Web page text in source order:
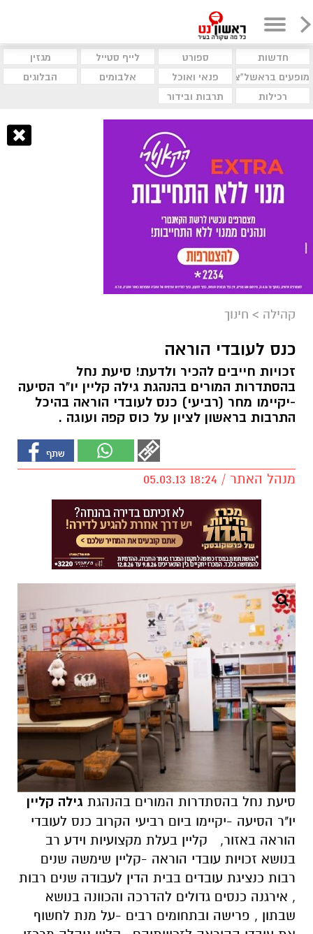
חדשות ספורט לייף סטייל
מגזין
מופעים בראשל"צ
פנאי ואוכל אלבומים
הבלוגים
רכילות
תרבות ובידור
קהילה > חינוך
כנס לעובדי הוראה
זכויות חייבים להכיר ולדעת! סיעת נחל
בהסתדרות המורים בהנהגת גילה קליין יו"ר הסיעה
-יקיימו מחר (רביעי) כנס לעובדי הוראה בהיכל
התרבות בראשון לציון על כוס קפה ועוגה .
מנהל האתר / 18:24 05.03.13
סיעת נחל בהסתדרות המורים בהנהגת גילה קליין
יו"ר הסיעה -יקיימו ביום רביעי הקרוב כנס לעובדי
הוראה באזור, קליין בעלת מקצועיות וידע רב
בנושא זכויות עובדי הוראה -קליין שימשה שנים
רבות כנציגת עובדים בבית הדין לעבודה שנים רבות
, אירגנה כנסים גדולים להדרכה והכוונה בנושא
שבתון , פרישה ובתחומים רבים -על מנת לחשוף